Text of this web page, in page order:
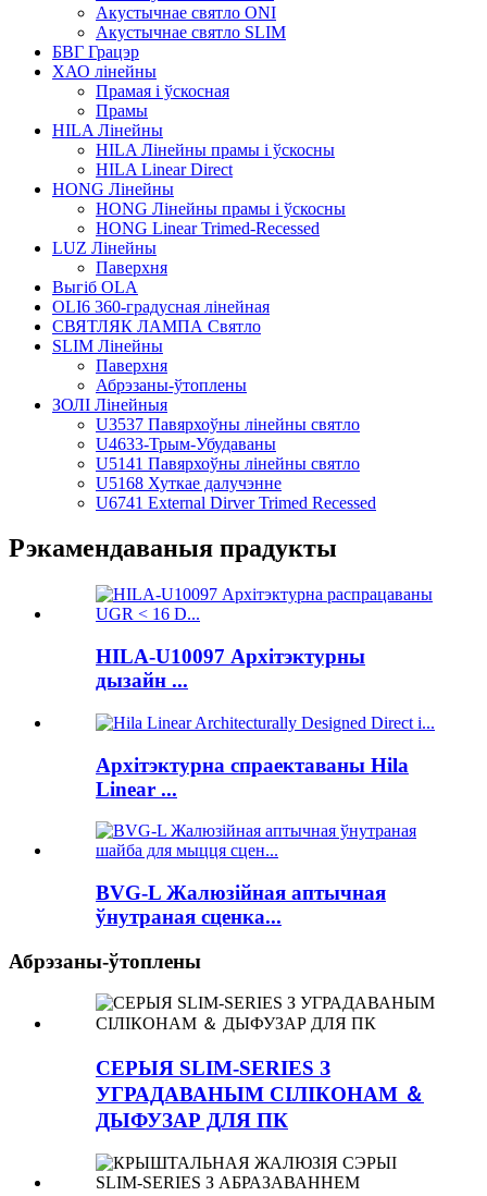
Акустычнае святло ONI
Акустычнае святло SLIM
БВГ Грацэр
ХАО лінейны
Прамая і ўскосная
Прамы
HILA Лінейны
HILA Лінейны прамы і ўскосны
HILA Linear Direct
HONG Лінейны
HONG Лінейны прамы і ўскосны
HONG Linear Trimed-Recessed
LUZ Лінейны
Паверхня
Выгіб OLA
OLI6 360-градусная лінейная
СВЯТЛЯК ЛАМПА Святло
SLIM Лінейны
Паверхня
Абрэзаны-ўтоплены
ЗОЛІ Лінейныя
U3537 Павярхоўны лінейны святло
U4633-Трым-Убудаваны
U5141 Павярхоўны лінейны святло
U5168 Хуткае далучэнне
U6741 External Dirver Trimed Recessed
Рэкамендаваныя прадукты
HILA-U10097 Архітэктурны
дызайн ...
Архітэктурна спраектаваны Hila
Linear ...
BVG-L Жалюзійная аптычная
ўнутраная сценка...
Абрэзаны-ўтоплены
СЕРЫЯ SLIM-SERIES З
УГРАДАВАНЫМ СІЛІКОНАМ ＆
ДЫФУЗАР ДЛЯ ПК